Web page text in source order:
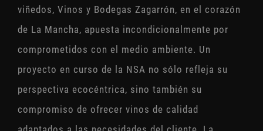
viñedos, Vinos y Bodegas Zagarrón, en el corazón
de La Mancha, apuesta incondicionalmente por
comprometidos con el medio ambiente. Un
proyecto en curso de la NSA no sólo refleja su
perspectiva ecocéntrica, sino también su
compromiso de ofrecer vinos de calidad